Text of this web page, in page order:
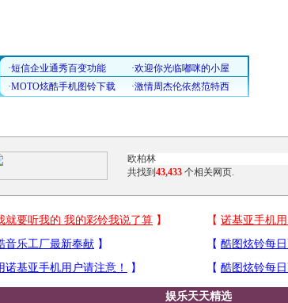
共找到 43,433 个相关网页.
娱乐天天精选